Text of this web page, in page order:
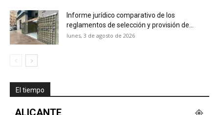
Informe jurídico comparativo de los
reglamentos de selección y provisión de...
lunes, 3 de agosto de 2026
El tiempo
ALICANTE